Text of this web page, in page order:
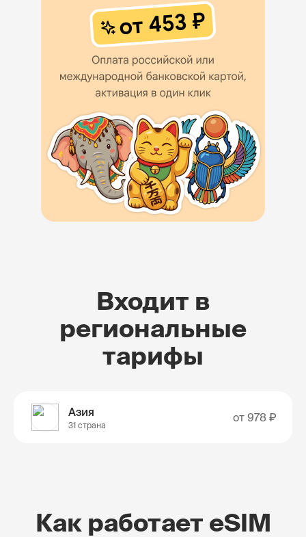
Входит в
региональные
тарифы
Азия
31 страна
от 978 ₽
Как работает eSIM